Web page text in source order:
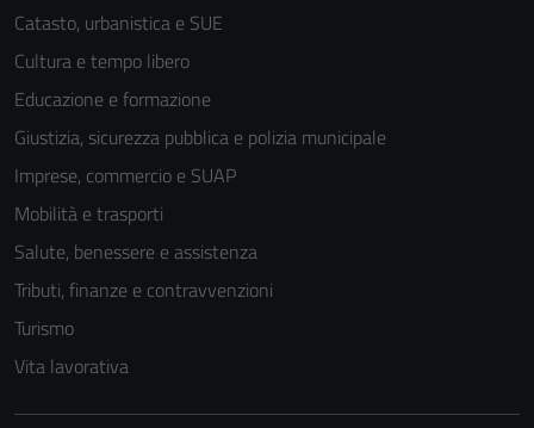
Catasto, urbanistica e SUE
Cultura e tempo libero
Educazione e formazione
Giustizia, sicurezza pubblica e polizia municipale
Imprese, commercio e SUAP
Mobilità e trasporti
Salute, benessere e assistenza
Tributi, finanze e contravvenzioni
Turismo
Vita lavorativa